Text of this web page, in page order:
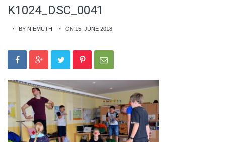
K1024_DSC_0041
BY NIEMUTH ON 15. JUNE 2018